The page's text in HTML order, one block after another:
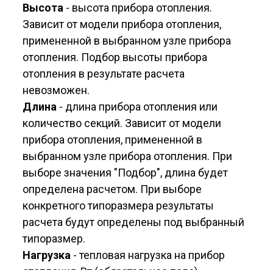
Высота - высота прибора отопления.
Зависит от модели прибора отопления,
примененной в выбранном узле прибора
отопления. Подбор высоты прибора
отопления в результате расчета
невозможен.
Длина - длина прибора отопления или
количество секций. Зависит от модели
прибора отопления, примененной в
выбранном узле прибора отопления. При
выборе значения "Подбор", длина будет
определена расчетом. При выборе
конкретного типоразмера результаты
расчета будут определены под выбранный
типоразмер.
Нагрузка - тепловая нагрузка на прибор